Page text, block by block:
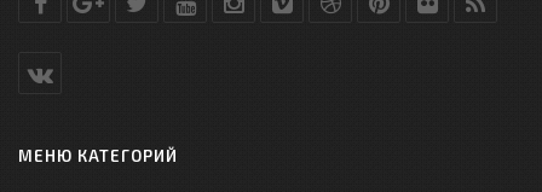
МЕНЮ КАТЕГОРИЙ